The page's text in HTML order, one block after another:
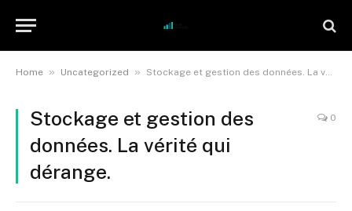
Home » Uncategorized » Stockage et gestion des données. La vérité qui dérange.
Stockage et gestion des
données. La vérité qui
dérange.
0